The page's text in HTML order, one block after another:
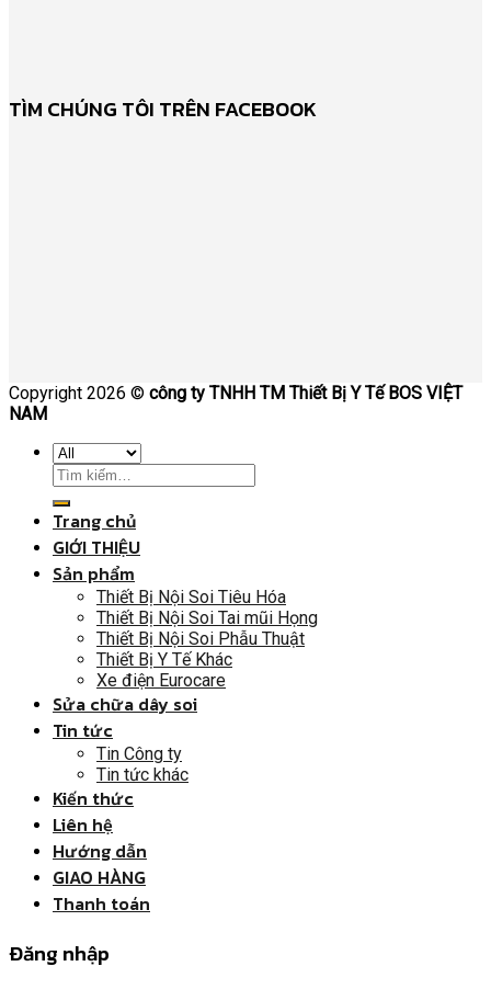
TÌM CHÚNG TÔI TRÊN FACEBOOK
Copyright 2026 © công ty TNHH TM Thiết Bị Y Tế BOS VIỆT
NAM
Trang chủ
GIỚI THIỆU
Sản phẩm
Thiết Bị Nội Soi Tiêu Hóa
Thiết Bị Nội Soi Tai mũi Họng
Thiết Bị Nội Soi Phẫu Thuật
Thiết Bị Y Tế Khác
Xe điện Eurocare
Sửa chữa dây soi
Tin tức
Tin Công ty
Tin tức khác
Kiến thức
Liên hệ
Hướng dẫn
GIAO HÀNG
Thanh toán
Đăng nhập